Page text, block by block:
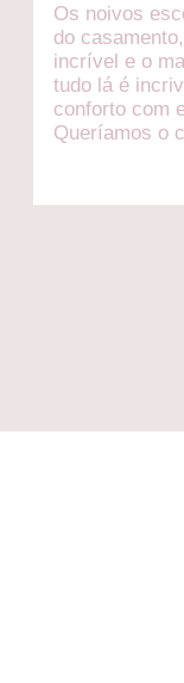
Os noivos
do
incrível e o
tudo lá é
conforto com
Queríamos o